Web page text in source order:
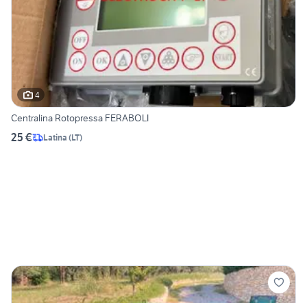
4
Centralina Rotopressa FERABOLI
25 € Latina (LT)